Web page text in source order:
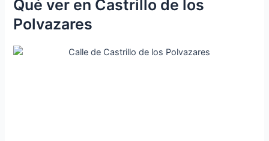
Qué ver en Castrillo de los
Polvazares